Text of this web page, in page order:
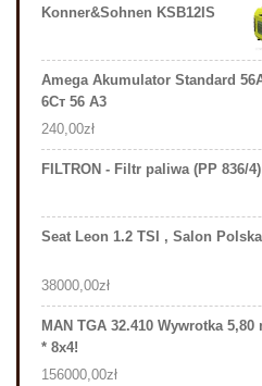
Konner&Sohnen KSB12IS
Amega Akumulator Standard
6Ст 56 А3
240,00zł
FILTRON - Filtr paliwa (PP 836/4)
Seat Leon 1.2 TSI , Salon
38000,00zł
MAN TGA 32.410 Wywrotka
* 8x4!
156000,00zł